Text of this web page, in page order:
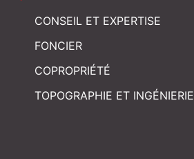
CONSEIL ET EXPERTISE
FONCIER
COPROPRIÉTÉ
TOPOGRAPHIE ET INGÉNIERIE